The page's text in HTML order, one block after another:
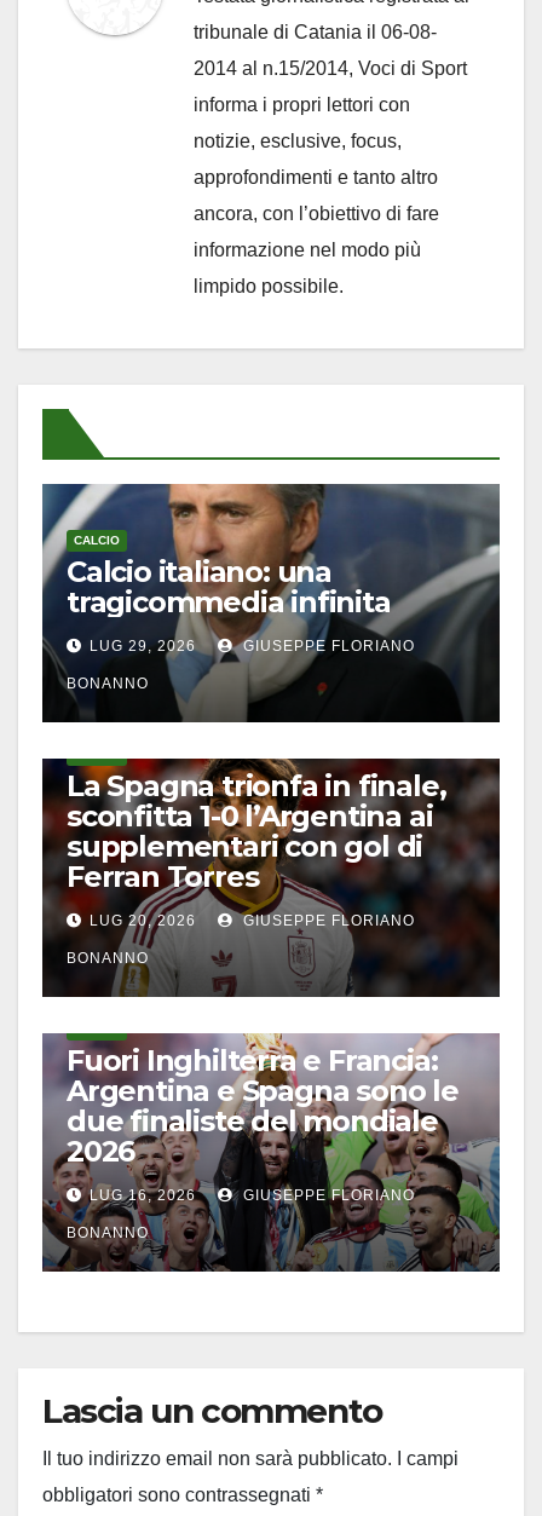
tribunale di Catania il 06-08-
2014 al n.15/2014, Voci di Sport
informa i propri lettori con
notizie, esclusive, focus,
approfondimenti e tanto altro
ancora, con l’obiettivo di fare
informazione nel modo più
limpido possibile.
CALCIO
Calcio italiano: una
tragicommedia infinita
LUG 29, 2026 GIUSEPPE FLORIANO
BONANNO
La Spagna trionfa in finale,
sconfitta 1-0 l’Argentina ai
supplementari con gol di
Ferran Torres
LUG 20, 2026 GIUSEPPE FLORIANO
BONANNO
Fuori Inghilterra e Francia:
Argentina e Spagna sono le
due finaliste del mondiale
2026
LUG 16, 2026 GIUSEPPE FLORIANO
BONANNO
Lascia un commento
Il tuo indirizzo email non sarà pubblicato.
I campi
obbligatori sono contrassegnati *